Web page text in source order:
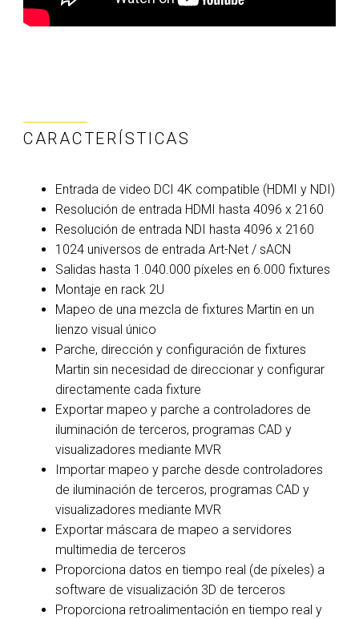
CARACTERÍSTICAS
Entrada de video DCI 4K compatible (HDMI y NDI)
Resolución de entrada HDMI hasta 4096 x 2160
Resolución de entrada NDI hasta 4096 x 2160
1024 universos de entrada Art-Net / sACN
Salidas hasta 1.040.000 píxeles en 6.000 fixtures
Montaje en rack 2U
Mapeo de una mezcla de fixtures Martin en un
lienzo visual único
Parche, dirección y configuración de fixtures
Martin sin necesidad de direccionar y configurar
directamente cada fixture
Exportar mapeo y parche a controladores de
iluminación de terceros, programas CAD y
visualizadores mediante MVR
Importar mapeo y parche desde controladores
de iluminación de terceros, programas CAD y
visualizadores mediante MVR
Exportar máscara de mapeo a servidores
multimedia de terceros
Proporciona datos en tiempo real (de píxeles) a
software de visualización 3D de terceros
Proporciona retroalimentación en tiempo real y